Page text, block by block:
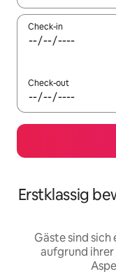
Check-in
Check-out
Erstklassig
Gäste sind
aufgrund